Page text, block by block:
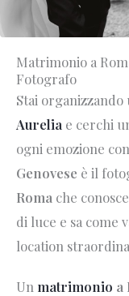
Matrimonio a
Fotografo
Stai organizzando
Aurelia e cerchi
ogni emozione
Genovese è il
Roma che
di luce e sa come
location
Un matrimonio a